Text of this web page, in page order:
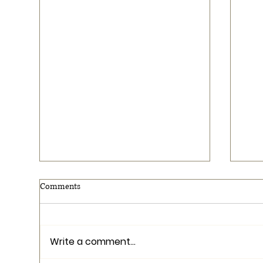
Comments
Write a comment...